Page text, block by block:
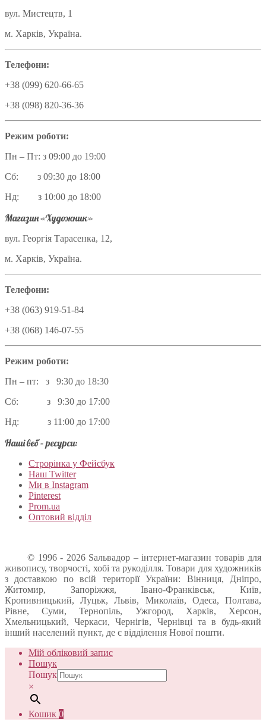
вул. Мистецтв, 1
м. Харків, Україна.
Телефони:
+38 (099) 620-66-65
+38 (098) 820-36-36
Режим роботи:
Пн – Пт: з 09:00 до 19:00
Сб: з 09:30 до 18:00
Нд: з 10:00 до 18:00
Магазин «Художник»
вул. Георгія Тарасенка, 12,
м. Харків, Україна.
Телефони:
+38 (063) 919-51-84
+38 (068) 146-07-55
Режим роботи:
Пн – пт: з 9:30 до 18:30
Сб: з 9:30 до 17:00
Нд: з 11:00 до 17:00
Наші веб – ресурси:
Строрінка у Фейсбук
Наш Twitter
Ми в Instagram
Pinterest
Prom.ua
Оптовий відділ
© 1996 - 2026 Sальвадор – інтернет-магазин товарів для
живопису, творчості, хобі та рукоділля. Товари для художників
з доставкою по всій території України: Вінниця, Дніпро,
Житомир, Запоріжжя, Івано-Франківськ, Київ,
Кропивницький, Луцьк, Львів, Миколаїв, Одеса, Полтава,
Рівне, Суми, Тернопіль, Ужгород, Харків, Херсон,
Хмельницький, Черкаси, Чернігів, Чернівці та в будь-який
інший населений пункт, де є відділення Нової пошти.
Мій обліковий запис
Пошук
Пошук
×
Кошик 0